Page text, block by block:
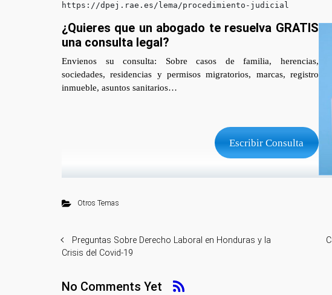
https://dpej.rae.es/lema/procedimiento-judicial
¿Quieres que un abogado te resuelva GRATIS
una consulta legal?
Envienos su consulta: Sobre casos de familia, herencias,
sociedades, residencias y permisos migratorios, marcas, registro
inmueble, asuntos sanitarios…
Escribir Consulta
Otros Temas
Preguntas Sobre Derecho Laboral en Honduras y la
Crisis del Covid-19
No Comments Yet